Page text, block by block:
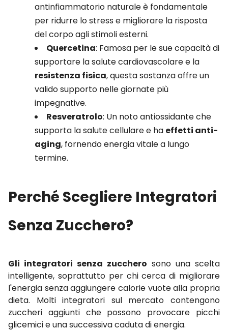
antinfiammatorio naturale è fondamentale
per ridurre lo stress e migliorare la risposta
del corpo agli stimoli esterni.
Quercetina: Famosa per le sue capacità di
supportare la salute cardiovascolare e la
resistenza fisica, questa sostanza offre un
valido supporto nelle giornate più
impegnative.
Resveratrolo: Un noto antiossidante che
supporta la salute cellulare e ha effetti anti-
aging, fornendo energia vitale a lungo
termine.
Perché Scegliere Integratori
Senza Zucchero?
Gli integratori senza zucchero sono una scelta
intelligente, soprattutto per chi cerca di migliorare
l'energia senza aggiungere calorie vuote alla propria
dieta. Molti integratori sul mercato contengono
zuccheri aggiunti che possono provocare picchi
glicemici e una successiva caduta di energia.